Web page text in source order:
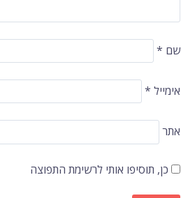
שם *
אימייל *
אתר
כן, תוסיפו אותי לרשימת התפוצה